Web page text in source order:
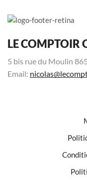
LE COMPTOIR
5 bis rue du Moulin
Email: